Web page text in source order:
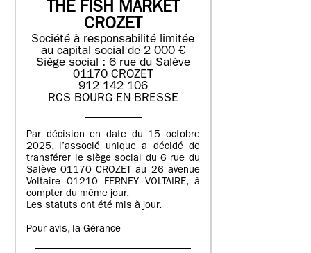
THE FISH MARKET
CROZET
Société à responsabilité limitée
au capital social de 2 000 €
Siège social : 6 rue du Salève
01170 CROZET
912 142 106
RCS BOURG EN BRESSE
Par décision en date du 15 octobre
2025, l’associé unique a décidé de
transférer le siège social du 6 rue du
Salève 01170 CROZET au 26 avenue
Voltaire 01210 FERNEY VOLTAIRE, à
compter du même jour.
Les statuts ont été mis à jour.
Pour avis, la Gérance